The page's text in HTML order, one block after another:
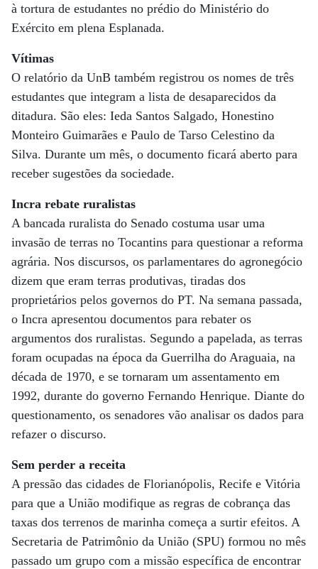
à tortura de estudantes no prédio do Ministério do
Exército em plena Esplanada.
Vítimas
O relatório da UnB também registrou os nomes de três
estudantes que integram a lista de desaparecidos da
ditadura. São eles: Ieda Santos Salgado, Honestino
Monteiro Guimarães e Paulo de Tarso Celestino da
Silva. Durante um mês, o documento ficará aberto para
receber sugestões da sociedade.
Incra rebate ruralistas
A bancada ruralista do Senado costuma usar uma
invasão de terras no Tocantins para questionar a reforma
agrária. Nos discursos, os parlamentares do agronegócio
dizem que eram terras produtivas, tiradas dos
proprietários pelos governos do PT. Na semana passada,
o Incra apresentou documentos para rebater os
argumentos dos ruralistas. Segundo a papelada, as terras
foram ocupadas na época da Guerrilha do Araguaia, na
década de 1970, e se tornaram um assentamento em
1992, durante do governo Fernando Henrique. Diante do
questionamento, os senadores vão analisar os dados para
refazer o discurso.
Sem perder a receita
A pressão das cidades de Florianópolis, Recife e Vitória
para que a União modifique as regras de cobrança das
taxas dos terrenos de marinha começa a surtir efeitos. A
Secretaria de Patrimônio da União (SPU) formou no mês
passado um grupo com a missão específica de encontrar